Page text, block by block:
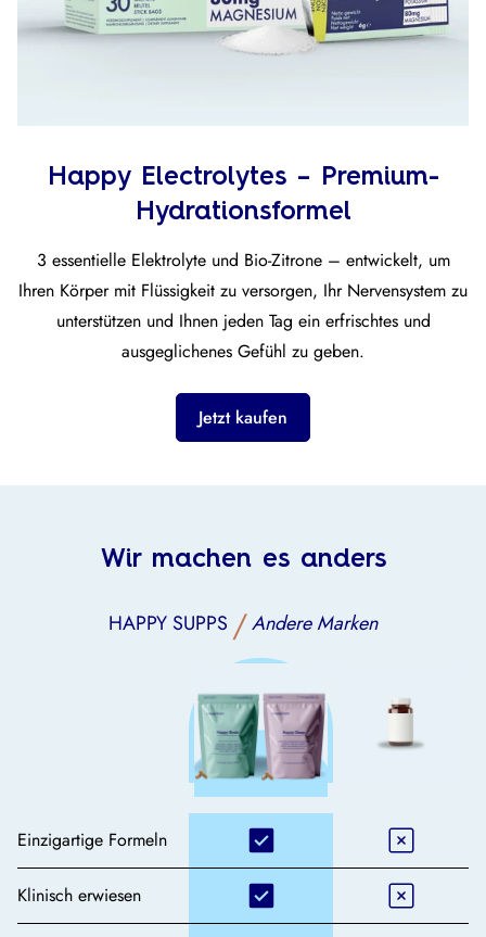
Happy Electrolytes – Premium-
Hydrationsformel
3 essentielle Elektrolyte und Bio-Zitrone – entwickelt, um
Ihren Körper mit Flüssigkeit zu versorgen, Ihr Nervensystem zu
unterstützen und Ihnen jeden Tag ein erfrischtes und
ausgeglichenes Gefühl zu geben.
Jetzt kaufen
Wir machen es anders
HAPPY SUPPS /Andere Marken
Einzigartige Formeln
Klinisch erwiesen